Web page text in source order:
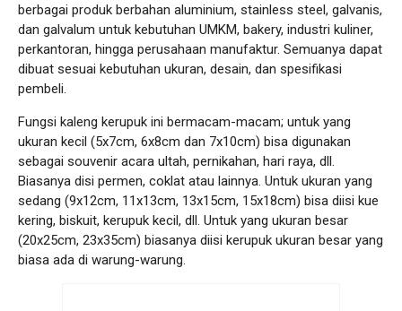
berbagai produk berbahan aluminium, stainless steel, galvanis,
dan galvalum untuk kebutuhan UMKM, bakery, industri kuliner,
perkantoran, hingga perusahaan manufaktur. Semuanya dapat
dibuat sesuai kebutuhan ukuran, desain, dan spesifikasi
pembeli.
Fungsi kaleng kerupuk ini bermacam-macam; untuk yang
ukuran kecil (5x7cm, 6x8cm dan 7x10cm) bisa digunakan
sebagai souvenir acara ultah, pernikahan, hari raya, dll.
Biasanya disi permen, coklat atau lainnya. Untuk ukuran yang
sedang (9x12cm, 11x13cm, 13x15cm, 15x18cm) bisa diisi kue
kering, biskuit, kerupuk kecil, dll. Untuk yang ukuran besar
(20x25cm, 23x35cm) biasanya diisi kerupuk ukuran besar yang
biasa ada di warung-warung.